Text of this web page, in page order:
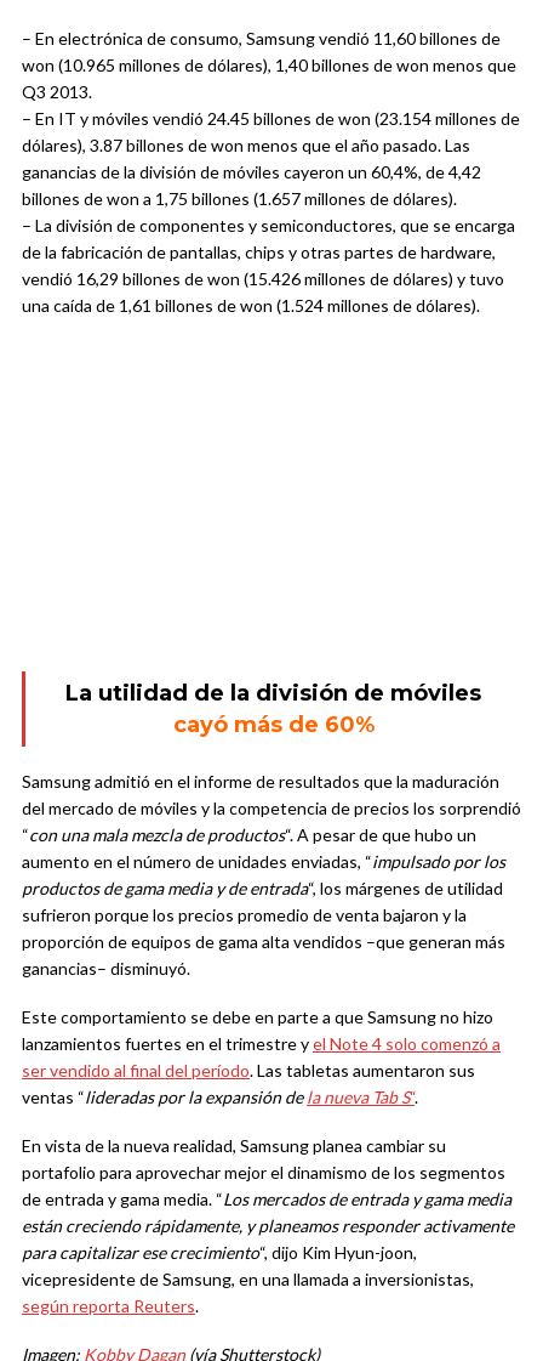
– En electrónica de consumo, Samsung vendió 11,60 billones de
won (10.965 millones de dólares), 1,40 billones de won menos que
Q3 2013.
– En IT y móviles vendió 24.45 billones de won (23.154 millones de
dólares), 3.87 billones de won menos que el año pasado. Las
ganancias de la división de móviles cayeron un 60,4%, de 4,42
billones de won a 1,75 billones (1.657 millones de dólares).
– La división de componentes y semiconductores, que se encarga
de la fabricación de pantallas, chips y otras partes de hardware,
vendió 16,29 billones de won (15.426 millones de dólares) y tuvo
una caída de 1,61 billones de won (1.524 millones de dólares).
La utilidad de la división de móviles
cayó más de 60%
Samsung admitió en el informe de resultados que la maduración
del mercado de móviles y la competencia de precios los sorprendió
“con una mala mezcla de productos“. A pesar de que hubo un
aumento en el número de unidades enviadas, “impulsado por los
productos de gama media y de entrada“, los márgenes de utilidad
sufrieron porque los precios promedio de venta bajaron y la
proporción de equipos de gama alta vendidos –que generan más
ganancias– disminuyó.
Este comportamiento se debe en parte a que Samsung no hizo
lanzamientos fuertes en el trimestre yel Note 4 solo comenzó a
ser vendido al final del período. Las tabletas aumentaron sus
ventas “lideradas por la expansión dela nueva Tab S“.
En vista de la nueva realidad, Samsung planea cambiar su
portafolio para aprovechar mejor el dinamismo de los segmentos
de entrada y gama media. “Los mercados de entrada y gama media
están creciendo rápidamente, y planeamos responder activamente
para capitalizar ese crecimiento“, dijo Kim Hyun-joon,
vicepresidente de Samsung, en una llamada a inversionistas,
según reporta Reuters.
Imagen: Kobby Dagan(vía Shutterstock)